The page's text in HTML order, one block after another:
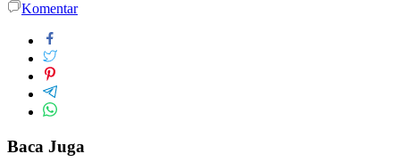
Komentar
Baca Juga